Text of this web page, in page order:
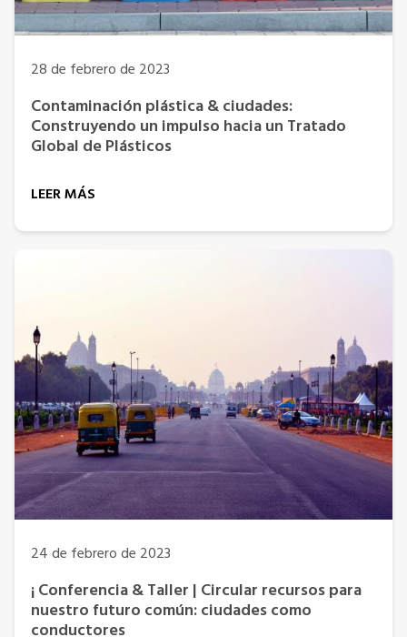
28 de febrero de 2023
Contaminación plástica & ciudades:
Construyendo un impulso hacia un Tratado
Global de Plásticos
LEER MÁS
24 de febrero de 2023
¡ Conferencia & Taller | Circular recursos para
nuestro futuro común: ciudades como
conductores